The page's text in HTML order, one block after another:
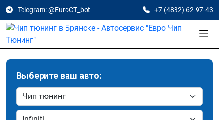
Telegram: @EuroCT_bot +7 (4832) 62-97-43
Выберите ваш авто: